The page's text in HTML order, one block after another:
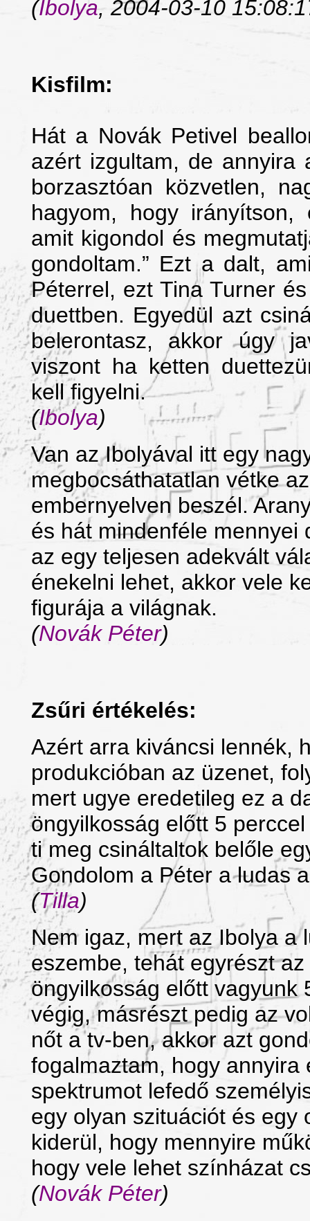
(Ibolya, 2004-03-10
Kisfilm:
Hát a Novák Petivel
azért izgultam, de annyira
borzasztóan közvetlen,
hagyom, hogy
amit kigondol és
gondoltam.” Ezt a dalt,
Péterrel, ezt Tina Turner
duettben. Egyedül azt
belerontasz, akkor úgy
viszont ha ketten
kell figyelni.
(Ibolya)
Van az Ibolyával itt egy
megbocsáthatatlan vétke
embernyelven beszél.
és hát mindenféle mennyei
az egy teljesen adekvált
énekelni lehet, akkor vele
figurája a világnak.
(Novák Péter)
Zsűri értékelés:
Azért arra kiváncsi lennék,
produkcióban az üzenet,
mert ugye eredetileg ez a
öngyilkosság előtt 5
ti meg csináltaltok belőle
Gondolom a Péter a ludas
(Tilla)
Nem igaz, mert az Ibolya a
eszembe, tehát egyrészt
öngyilkosság előtt vagyunk
végig, másrészt pedig az
nőt a tv-ben, akkor azt
fogalmaztam, hogy
spektrumot lefedő
egy olyan szituációt és egy
kiderül, hogy mennyire
hogy vele lehet színházat
(Novák Péter)